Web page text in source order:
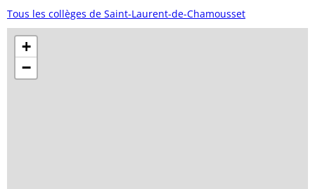
Tous les collèges de Saint-Laurent-de-Chamousset
+
−